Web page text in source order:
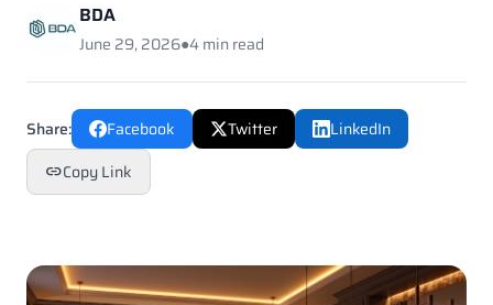
BDA
June 29, 2026●4 min read
Share: Facebook Twitter LinkedIn
linkCopy Link